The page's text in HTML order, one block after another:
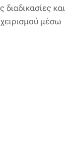
διαδικασίες και
μέσω